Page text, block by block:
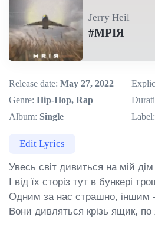
Jerry Heil
#МРІЯ
Release date: May 27, 2022
Genre: Hip-Hop, Rap
Album: Single
Label:
Edit Lyrics
Увесь світ дивиться на мій
І від їх сторіз тут в бункері
Одним за нас страшно, іншим
Вони дивляться крізь ящик,